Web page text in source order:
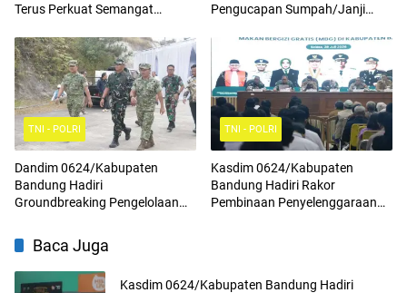
Terus Perkuat Semangat
Cinta Tanah Air Serta
Mengamalkan Nilai Nilai
Pancasila
Pengucapan Sumpah/Janji
TNI - POLRI
Dandim 0624/Kabupaten
Bandung Hadiri
Groundbreaking Pengelolaan
(PSEL) TPPAS Regional Legok
Nangka
TNI - POLRI
Kasdim 0624/Kabupaten
Bandung Hadiri Rakor
Pembinaan Penyelenggaraan
Baca Juga
Kasdim 0624/Kabupaten Bandung Hadiri